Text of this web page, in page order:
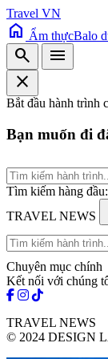
Travel VN
home Ẩm thựcBalo
search
menu
close
Bắt đầu hành trình
Bạn muốn đi
Tìm kiếm hàng đầu:
TRAVEL NEWS
Chuyên mục chính
Kết nối với chúng
TRAVEL NEWS
© 2024 DESIGN